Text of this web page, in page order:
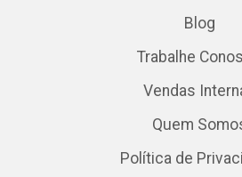
Blog
Trabalhe
Vendas
Quem
Política de